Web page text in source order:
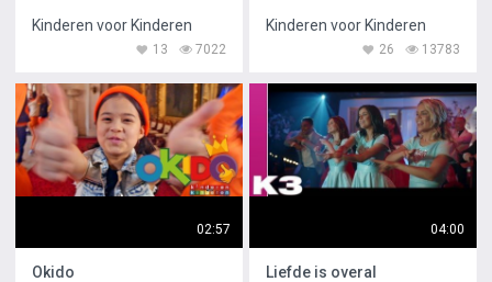
Kinderen voor Kinderen
7022
13
Kinderen voor Kinderen
13783
26
02:57
Okido
04:00
Liefde is overal